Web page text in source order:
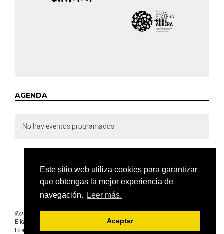
Este sitio web utiliza cookies para garantizar
que obtengas la mejor experiencia de
navegación.
Leer más.
Aceptar
AGENDA
No hay eventos programados.
©2019 Euskal Herriko Ikasleen Gurasoen
Elkartea -
Ronda 27, 1 Ezk, 48005 Bilbao, Bizkaia